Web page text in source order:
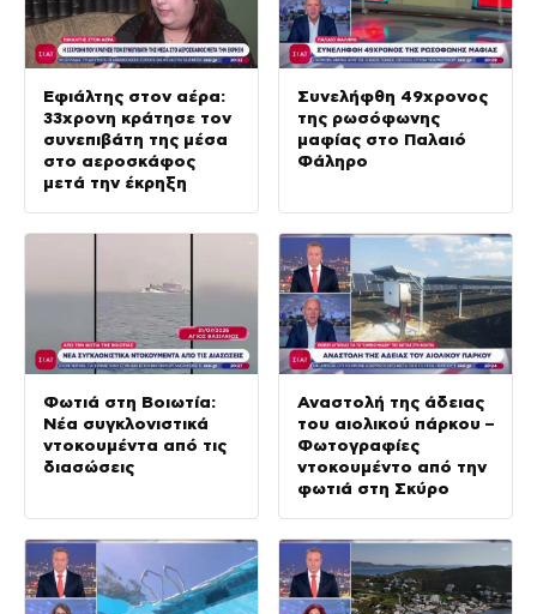
Εφιάλτης στον αέρα:
33χρονη κράτησε τον
συνεπιβάτη της μέσα
στο αεροσκάφος
μετά την έκρηξη
Συνελήφθη 49χρονος
της ρωσόφωνης
μαφίας στο Παλαιό
Φάληρο
Φωτιά στη Βοιωτία:
Νέα συγκλονιστικά
ντοκουμέντα από τις
διασώσεις
Αναστολή της άδειας
του αιολικού πάρκου –
Φωτογραφίες
ντοκουμέντο από την
φωτιά στη Σκύρο